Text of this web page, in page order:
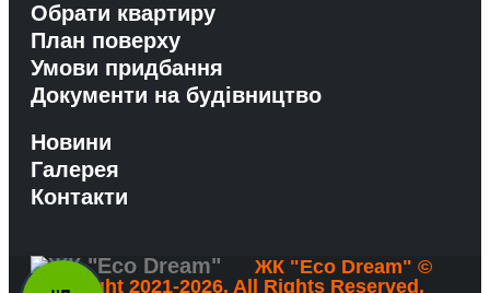
Обрати квартиру
План поверху
Умови придбання
Документи на будівництво
Новини
Галерея
Контакти
ЖК "Eco Dream" ©
Copyright 2021-2026. All Rights Reserved.